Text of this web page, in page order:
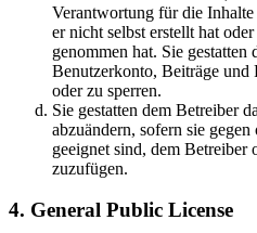
Verantwortung für die
er nicht selbst erstellt hat
genommen hat. Sie gestatten
Benutzerkonto, Beiträge und
oder zu sperren.
Sie gestatten dem Betreiber
abzuändern, sofern sie
geeignet sind, dem Betreiber
zuzufügen.
4. General Public License